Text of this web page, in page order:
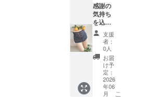
感謝の
気持ち
を込め
て、お
礼のを
メッ
セージ
と新商
品のパ
ンフ
レット
支援
者：
0人
お届
け予
定：
2026
年06
月
こ